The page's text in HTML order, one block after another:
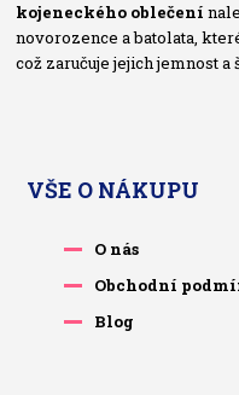
kojeneckého oblečení
novorozence a batolata,
což zaručuje jejich jemnost
VŠE O NÁKUPU
O nás
Obchodní
Blog